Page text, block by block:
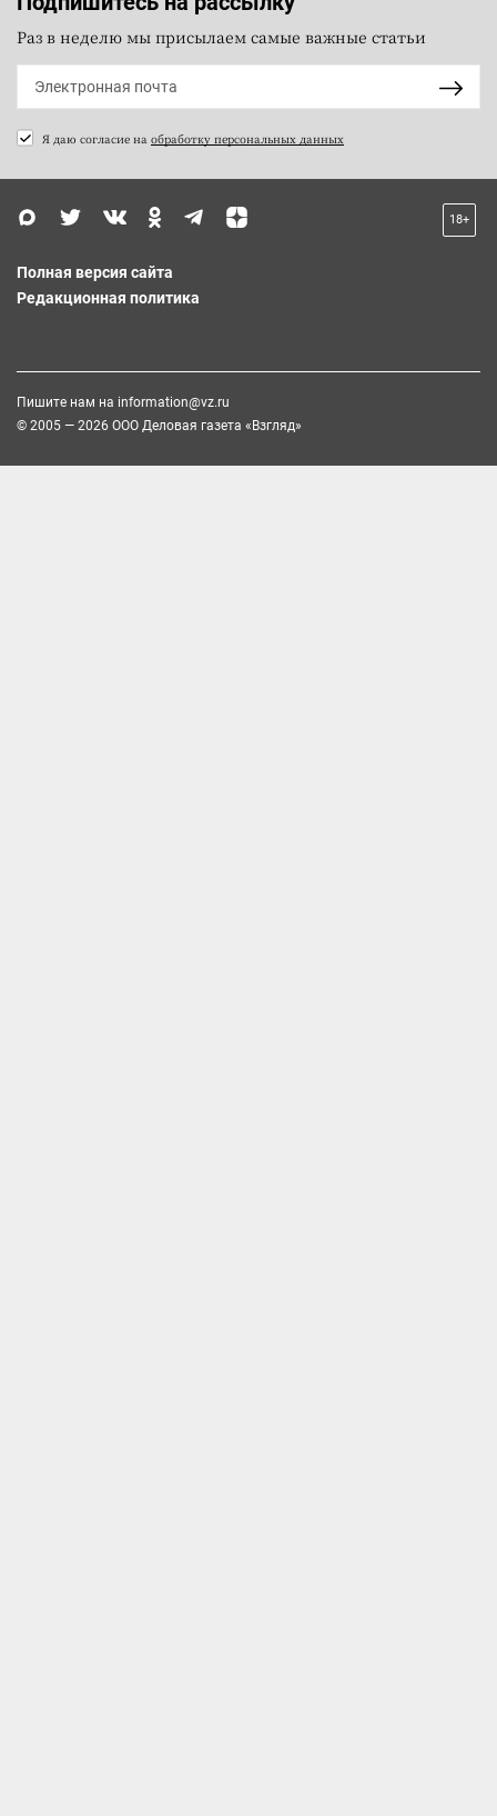
Раз в неделю мы присылаем самые важные статьи
Я даю согласие на обработку персональных данных
18+
Полная версия сайта
Редакционная политика
Пишите нам на information@vz.ru
© 2005 — 2026 ООО Деловая газета «Взгляд»